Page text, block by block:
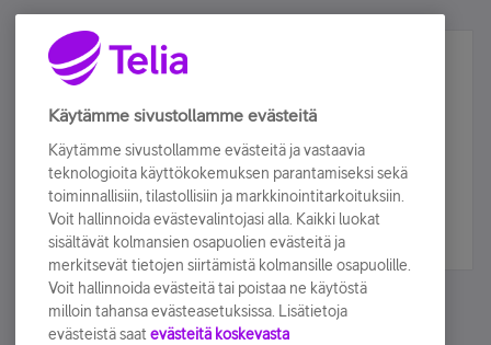
Älä jää paitsi – osallistu ja voita!
Tilaa Telian uutiskirje ja olet mukana arvonnassa.
sähköpostiisi.
Tilaa nyt
Käytämme sivustollamme evästeitä
Käytämme sivustollamme evästeitä ja vastaavia
teknologioita käyttökokemuksen parantamiseksi sekä
toiminnallisiin, tilastollisiin ja markkinointitarkoituksiin.
Voit hallinnoida evästevalintojasi alla. Kaikki luokat
sisältävät kolmansien osapuolien evästeitä ja
merkitsevät tietojen siirtämistä kolmansille osapuolille.
Voit hallinnoida evästeitä tai poistaa ne käytöstä
milloin tahansa evästeasetuksissa. Lisätietoja
evästeistä saat evästeitä koskevasta